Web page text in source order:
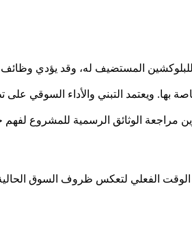
بها. ويعتمد التبني والأداء السوقي